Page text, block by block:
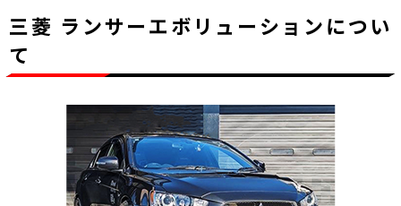
三菱 ランサーエボリューションについ
て